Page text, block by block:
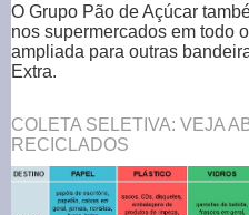
O Grupo Pão de Açúcar
nos supermercados em todo
ampliada para outras
Extra.
COLETA SELETIVA: VEJA
RECICLADOS